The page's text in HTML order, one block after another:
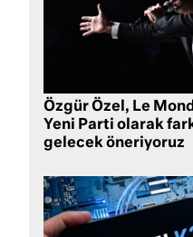
Özgür Özel, Le
Yeni Parti olarak
gelecek öneriyoruz